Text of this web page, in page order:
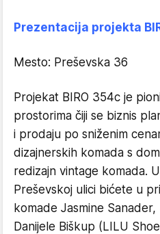
Prezentacija projekta
Mesto: Preševska 36
Projekat BIRO 354c je
prostorima čiji se biznis
i prodaju po sniženim
dizajnerskih komada s
redizajn vintage komada.
Preševskoj ulici bićete u
komade Jasmine
Danijele Biškup (LILU